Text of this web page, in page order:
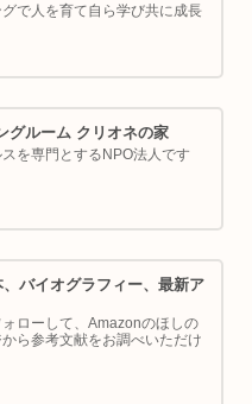
で人を育て自ら学び共に成長
グルーム クリオネの家
スを専門とするNPO法人です
バイオグラフィー、最新ア
ローして、Amazonのほしの
ら参考文献をお調べいただけ